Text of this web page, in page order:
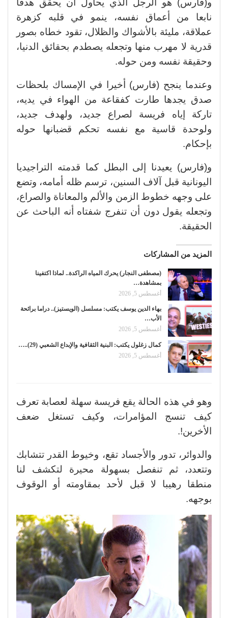
نابعا من أعماق نفسه، ينمو في قلبه كزهرة
عملاقة، مليئة بالأشواك والظلال، تقود خطاه بصور
قدرية لا مهرب منها وتجعله يصطدم بحقائق الدنيا،
وحقيقة نفسه ومن حوله.
وعندما ينجح (فارس) أخيرا في الإمساك بلحظات
صدق يجدها طارت كفقاعة من الهواء في يديه،
تاركة إياه فريسة لصراع جديد، ولهدف جديد،
ولوحدة قاسية مع نفسه تحكم قضبانها حوله
بإحكام.
و(فارس) يعيدنا إلى البطل كما قدمته التراجيديا
اليونانية قبل آلاف السنين، ترسم ظله أمامه، وتضع
على وجهه خطوط الزمن والألم والمعاناة والصراع،
وتجعله يقول دون أن تنفرج شفتاه أنه الباحث عن
الحقيقة.
المزيد من المشاركات
(مصطفى النجار) يحرك المياه الراكدة.. لماذا اكتفينا
بمشاهدة…
أغسطس 5, 2026
بهاء الدين يوسف يكتب: مسلسل (الويستيز).. دراما برائحة
الأب…
أغسطس 5, 2026
كمال زغلول يكتب: البنية الثقافية والإبداع الشعبي (29)..…
أغسطس 5, 2026
وهو في هذه الحالة يقع فريسة سهلة لعصابة تعرف
كيف تنسج المؤامرات، وكيف تستغل ضعف
الأخرين!.
والدوائر، تدور والأجساد تقع، وخيوط القدر تتشابك
وتتعدد، ثم تنفصل بسهولة محيرة لتكشف لنا
منطقا رهيبا لا قبل لأحد بمقاومته أو الوقوف
بوجهه.